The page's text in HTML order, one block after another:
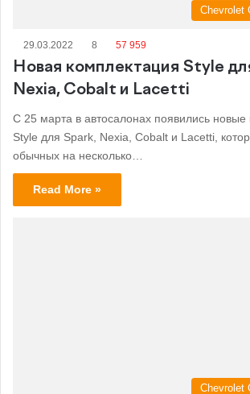
Chevrolet
29.03.2022 8 57 959
Новая комплектация Style
Nexia, Cobalt и Lacetti
С 25 марта в автосалонах появились новые
Style для Spark, Nexia, Cobalt и Lacetti,
обычных на несколько…
Read More »
Chevrolet